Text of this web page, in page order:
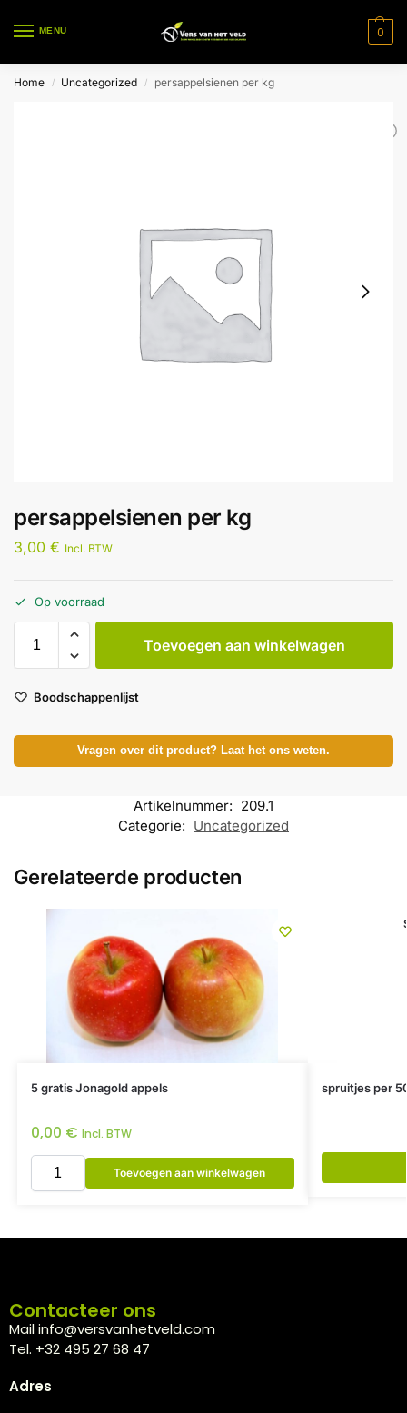
MENU 0
Home / Uncategorized / persappelsienen per kg
persappelsienen per kg
3,00 € Incl. BTW
Op voorraad
Toevoegen aan winkelwagen
Boodschappenlijst
Vragen over dit product? Laat het ons weten.
Artikelnummer: 209.1
Categorie: Uncategorized
Gerelateerde producten
5 gratis Jonagold appels
0,00 € Incl. BTW
Toevoegen aan winkelwagen
spruitjes per
Contacteer ons
Mail info@versvanhetveld.com
Tel. +32 495 27 68 47
Adres